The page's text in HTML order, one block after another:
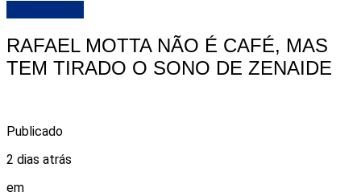
RAFAEL MOTTA NÃO É CAFÉ, MAS
TEM TIRADO O SONO DE ZENAIDE
Publicado
2 dias atrás
em